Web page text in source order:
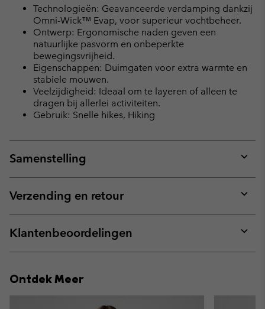
Technologieën: Geavanceerde verdamping dankzij
Omni-Wick™ Evap, voor superieur vochtbeheer.
Ontwerp: Ergonomische naden geven een
natuurlijke pasvorm en onbeperkte
bewegingsvrijheid.
Eigenschappen: Duimgaten voor extra warmte en
stabiele mouwen.
Veelzijdigheid: Ideaal om te layeren of alleen te
dragen bij allerlei activiteiten.
Gebruik: Snelle hikes, Hiking
Samenstelling
or
Verzending en retour
or
Klantenbeoordelingen
or
Ontdek Meer